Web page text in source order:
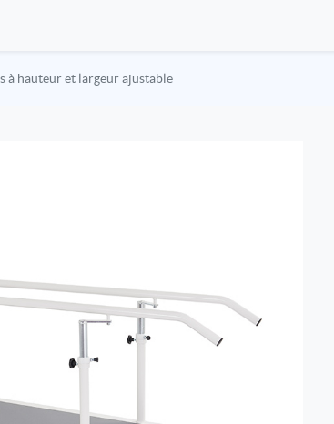
à hauteur et largeur ajustable